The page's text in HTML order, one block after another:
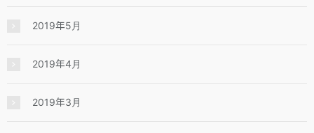
2019年5月
2019年4月
2019年3月